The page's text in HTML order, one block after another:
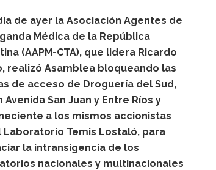
de ayer la Asociación Agentes de
Médica de la República
(AAPM-CTA), que lidera Ricardo
realizó Asamblea bloqueando las
de acceso de Droguería del Sud,
Avenida San Juan y Entre Ríos y
a los mismos accionistas
Laboratorio Temis Lostaló, para
la intransigencia de los
nacionales y multinacionales